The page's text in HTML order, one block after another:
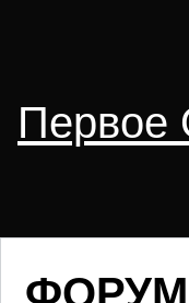
Первое